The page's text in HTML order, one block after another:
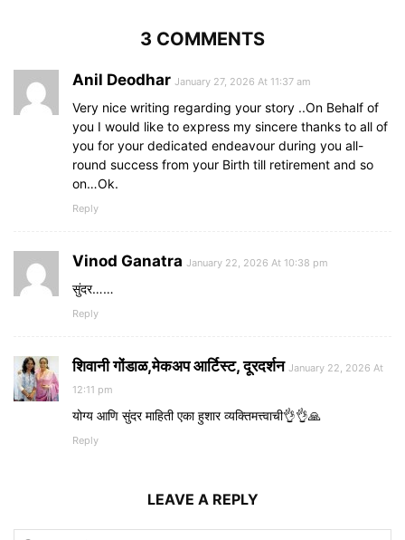
3 COMMENTS
Anil Deodhar January 27, 2026 At 11:37 am
Very nice writing regarding your story ..On Behalf of
you I would like to express my sincere thanks to all of
you for your dedicated endeavour during you all-
round success from your Birth till retirement and so
on…Ok.
Reply
Vinod Ganatra January 22, 2026 At 10:38 pm
सुंदर……
Reply
शिवानी गोंडाळ,मेकअप आर्टिस्ट, दूरदर्शन January 22, 2026 At
12:11 pm
योग्य आणि सुंदर माहिती एका हुशार व्यक्तिमत्त्वाची👌👌🙏
Reply
LEAVE A REPLY